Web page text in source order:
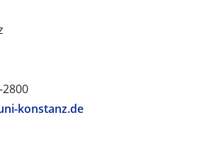
2800
konstanz.de